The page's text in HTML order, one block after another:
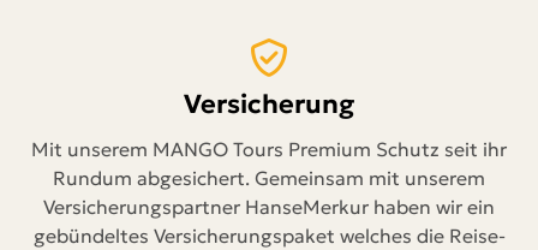
Versicherung
Mit unserem MANGO Tours Premium Schutz seit ihr
Rundum abgesichert. Gemeinsam mit unserem
Versicherungspartner HanseMerkur haben wir ein
gebündeltes Versicherungspaket welches die Reise-